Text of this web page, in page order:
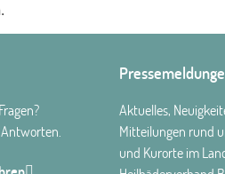
Aktuelles,
Mitteilungen rund
und Kurorte im